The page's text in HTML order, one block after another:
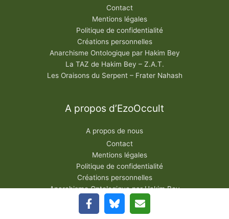
Contact
Mentions légales
Politique de confidentialité
Créations personnelles
Anarchisme Ontologique par Hakim Bey
La TAZ de Hakim Bey – Z.A.T.
Les Oraisons du Serpent – Frater Nahash
A propos d’EzoOccult
A propos de nous
Contact
Mentions légales
Politique de confidentialité
Créations personnelles
Anarchisme Ontologique par Hakim Bey
La TAZ de Hakim Bey – Z.A.T.
Les Oraisons du Serpent – Frater Nahash